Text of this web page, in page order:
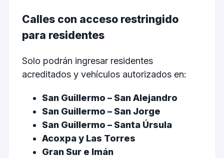
Calles con acceso restringido
para residentes
Solo podrán ingresar residentes
acreditados y vehículos autorizados en:
San Guillermo – San Alejandro
San Guillermo – San Jorge
San Guillermo – Santa Úrsula
Acoxpa y Las Torres
Gran Sur e Imán